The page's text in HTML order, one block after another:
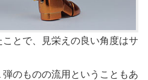
とで、見栄えの良い角度はサ
のものの流用ということもあ